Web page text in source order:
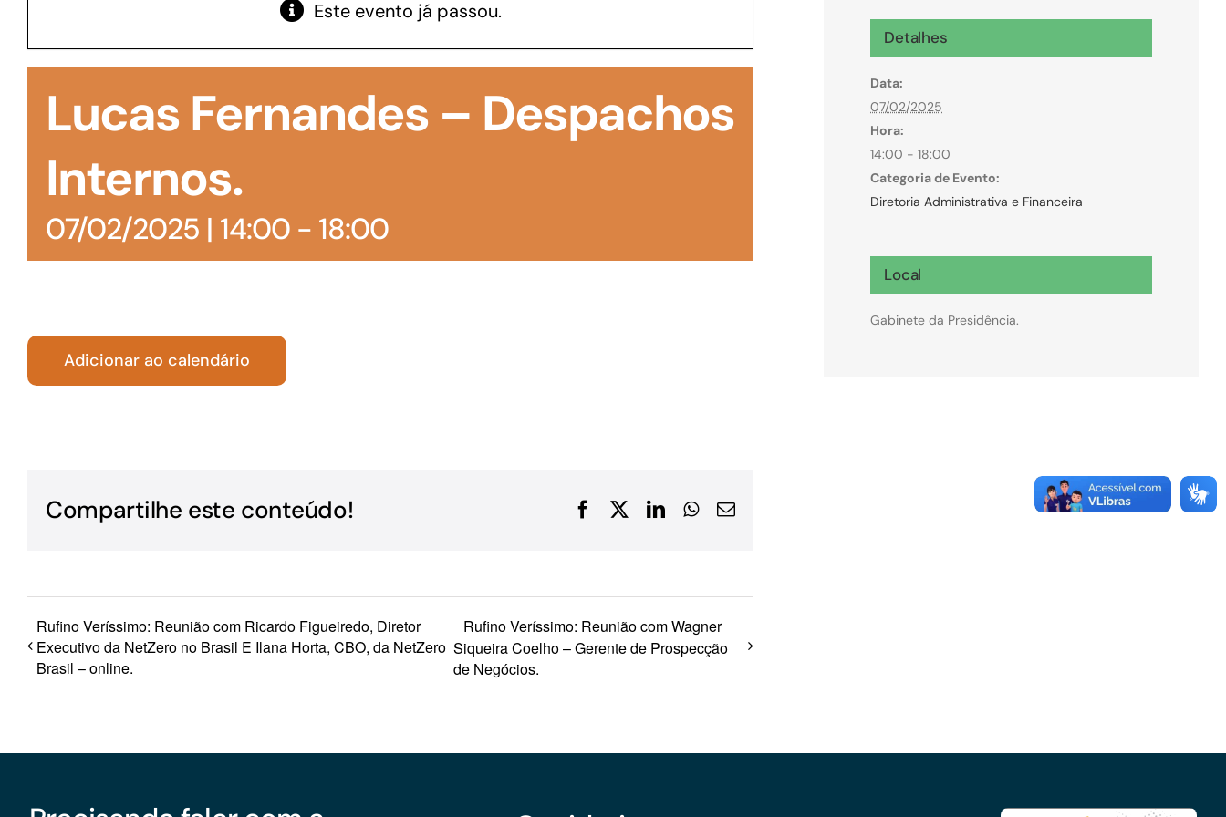
manutenção de estoques e despesas operacionais
realizar obras, dentre outros serviços
Microcrédito
Para MEI, microempresas e pessoas físicas
(feirantes e transportes)
Turismo
Este evento já passou.
Lucas Fernandes – Despachos
Internos.
07/02/2025 | 14:00- 18:00
Adicionar ao calendário
Compartilhe este conteúdo! FacebookLinkedInWhatsApp
E-
Rufino Veríssimo: Reunião com Ricardo Figueiredo, Diretor
Executivo da NetZero no Brasil E Ilana Horta, CBO, da NetZero
Brasil – online.
Rufino Veríssimo: Reunião com Wagner
Siqueira Coelho – Gerente de Prospecção
de Negócios.
Detalhes
Data:
07/02/2025
Hora:
14:00 - 18:00
Categoria de Evento:
Diretoria Administrativa e Financeira
Local
Gabinete da Presidência.